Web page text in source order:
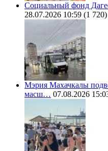
Социальный фонд
28.07.2026 10:59 (1 720)
Мэрия Махачкалы
масш… 07.08.2026